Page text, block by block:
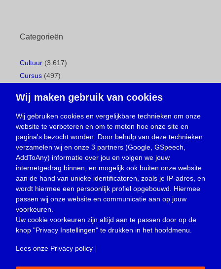
Categorieën
Cultuur (3.617)
Cursus (497)
Gemeentepagina(104)
Ingezonden brief(538)
Media(156)
Nieuws (23.329)
Oproep(734)
Overlijden(39)
Podcast(18)
prijsvraag (5)
Religie (1.438)
Service(226)
Wij maken gebruik van cookies
Wij gebruiken cookies en vergelijkbare technieken om onze
website te verbeteren en om te meten hoe onze site en
pagina's bezocht worden. Door behulp van deze technieken
verzamelen wij en onze 3 partners (Google, GSpeech,
AddToAny) informatie over jou en volgen we jouw
internetgedrag binnen, en mogelijk ook buiten onze website
aan de hand van unieke identificatoren, zoals je IP-adres, en
wordt hiermee een persoonlijk profiel opgebouwd. Hiermee
passen wij onze website en communicatie aan op jouw
voorkeuren.
Uw cookie voorkeuren zijn altijd aan te passen door op de
knop "Privacy Instellingen" te drukken in het hoofdmenu.
Lees onze Privacy policy |